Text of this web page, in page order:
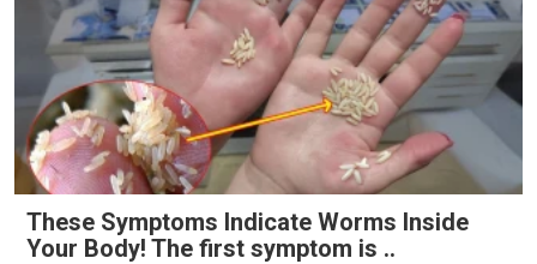
These Symptoms Indicate Worms Inside
Your Body! The first symptom is ..